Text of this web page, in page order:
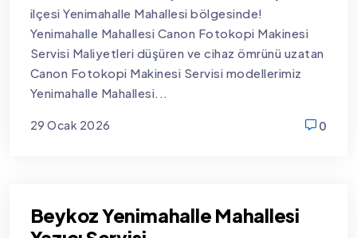
ilçesi Yenimahalle Mahallesi bölgesinde!
Yenimahalle Mahallesi Canon Fotokopi Makinesi
Servisi Maliyetleri düşüren ve cihaz ömrünü uzatan
Canon Fotokopi Makinesi Servisi modellerimiz
Yenimahalle Mahallesi...
29 Ocak 2026
0
Beykoz Yenimahalle Mahallesi